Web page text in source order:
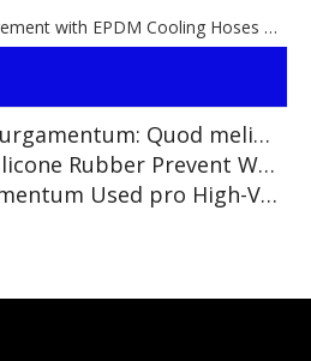
Optimize Thermal Management with EPDM Cooling Hoses & Connectors
EPDM vs Silicone Purgamentum: Quod melius est pro EV Pugna Pack signatum?
Quomodo Sigilla Silicone Rubber Prevent Water Ingress in EV High-Voltage Connectors?
Cur Silicone Purgamentum Used pro High-Voltage EV Cable Insulation?